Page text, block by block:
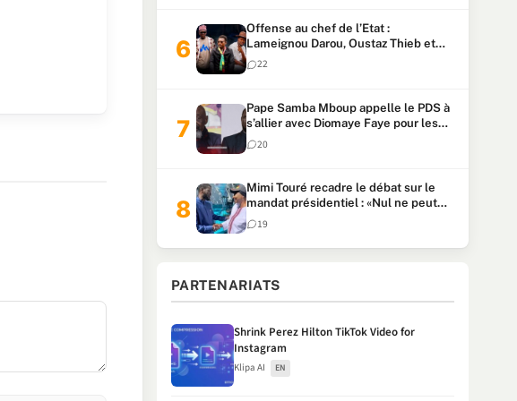
Offense au chef de l’Etat :
Lameignou Darou, Oustaz Thieb et
Ndiaye Touba lourdement
condamnés
22
Pape Samba Mboup appelle le PDS à
s’allier avec Diomaye Faye pour les
locales et tacle Sonko
20
Mimi Touré recadre le débat sur le
mandat présidentiel : «Nul ne peut
faire plus de deux mandats
consécutifs de 5 ans»
19
PARTENARIATS
Shrink Perez Hilton TikTok Video for
Instagram
Klipa AI EN